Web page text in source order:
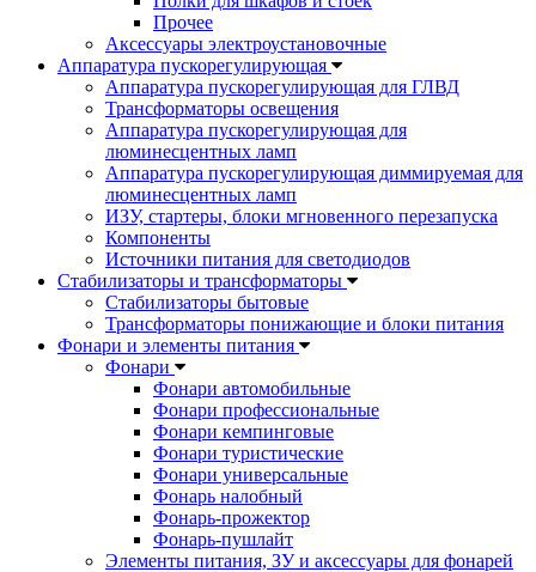
Прочее
Аксессуары электроустановочные
Аппаратура пускорегулирующая
Аппаратура пускорегулирующая для ГЛВД
Трансформаторы освещения
Аппаратура пускорегулирующая для
люминесцентных ламп
Аппаратура пускорегулирующая диммируемая для
люминесцентных ламп
ИЗУ, стартеры, блоки мгновенного перезапуска
Компоненты
Источники питания для светодиодов
Стабилизаторы и трансформаторы
Стабилизаторы бытовые
Трансформаторы понижающие и блоки питания
Фонари и элементы питания
Фонари
Фонари автомобильные
Фонари профессиональные
Фонари кемпинговые
Фонари туристические
Фонари универсальные
Фонарь налобный
Фонарь-прожектор
Фонарь-пушлайт
Элементы питания, ЗУ и аксессуары для фонарей